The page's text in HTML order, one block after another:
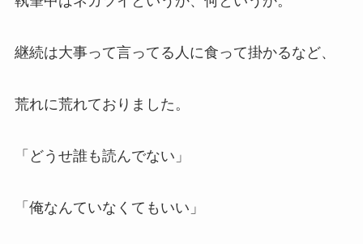
継続は大事って言ってる人に食って掛かるなど、
荒れに荒れておりました。
「どうせ誰も読んでない」
「俺なんていなくてもいい」